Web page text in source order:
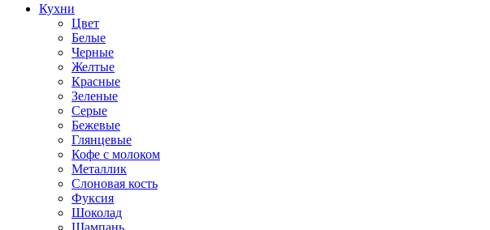
Кухни
Цвет
Белые
Черные
Желтые
Красные
Зеленые
Серые
Бежевые
Глянцевые
Кофе с молоком
Металлик
Слоновая кость
Фуксия
Шоколад
Шампань